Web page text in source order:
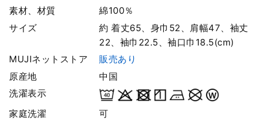
素材、材質
綿100％
サイズ
約 着丈65、身巾52、肩幅47、袖丈
22、袖巾22.5、袖口巾18.5(cm)
MUJIネットストア
販売あり
原産地
中国
洗濯表示
家庭洗濯
可